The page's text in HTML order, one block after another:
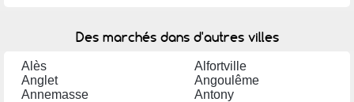
Des marchés dans d'autres villes
Alès
Alfortville
Anglet
Angoulême
Annemasse
Antony